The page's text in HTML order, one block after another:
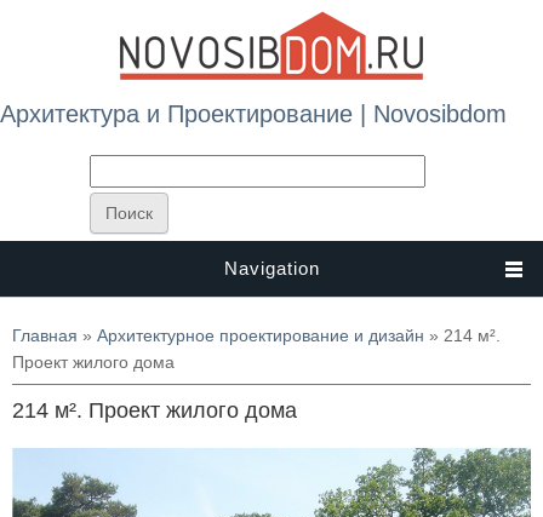
Архитектура и Проектирование | Novosibdom
Navigation
Вы здесь
Главная » Архитектурное проектирование и дизайн » 214 м².
Проект жилого дома
214 м². Проект жилого дома